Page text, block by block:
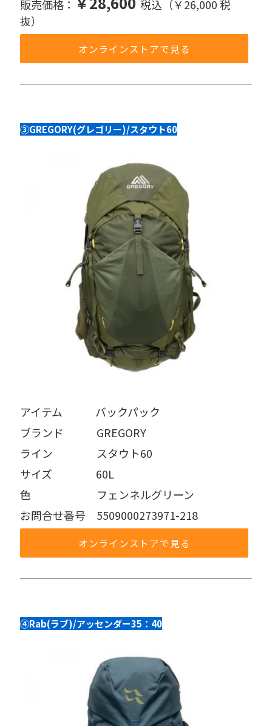
販売価格：
税込（￥26,000 税
抜）
オンラインストアで見る
③GREGORY(グレゴリー)/スタウト60
アイテム   バックパック
ブランド   GREGORY
ライン    スタウト60
サイズ    60L
色      フェンネルグリーン
お問合せ番号 5509000273971-218
オンラインストアで見る
④Rab(ラブ)/アッセンダー35：40